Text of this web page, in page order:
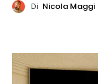
Di Nicola Maggi